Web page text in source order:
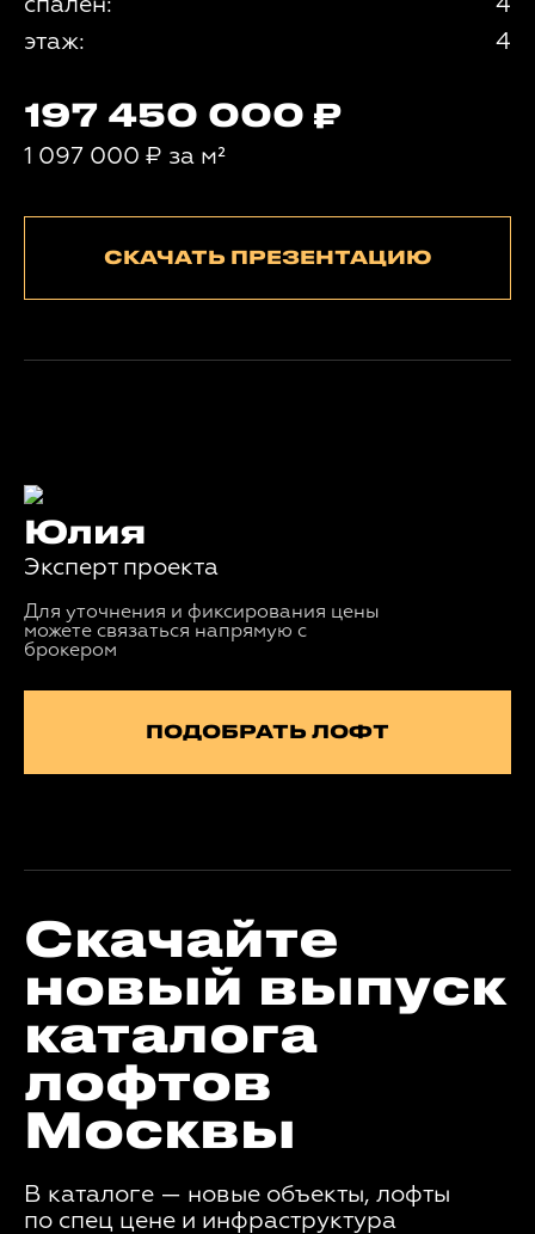
спален:
4
этаж:
4
197 450 000
1 097 000 ₽ за м²
СКАЧАТЬ ПРЕЗЕНТАЦИЮ
Юлия
Эксперт проекта
Для уточнения и фиксирования цены
можете связаться напрямую с
брокером
ПОДОБРАТЬ ЛОФТ
Скачайте
новый выпуск
каталога
лофтов
Москвы
В каталоге — новые объекты, лофты
по спец цене и инфраструктура